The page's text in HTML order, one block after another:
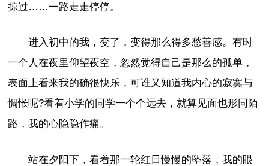
掠过……一路走走停停。
进入初中的我，变了，变得那么得多愁善感。有时
一个人在夜里仰望夜空，忽然觉得自己是那么的孤单，
表面上看来我的确很快乐，可谁又知道我内心的寂寞与
惆怅呢?看着小学的同学一个个远去，就算见面也形同陌
路，我的心隐隐作痛。
站在夕阳下，看着那一轮红日慢慢的坠落，我的眼